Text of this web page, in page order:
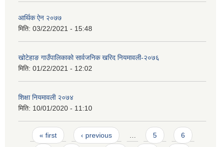
आर्थिक ऐन २०७७
मिति: 03/22/2021 - 15:48
खोटेहाङ गाउँपालिकाको सार्वजनिक खरिद नियमावली-२०७६
मिति: 01/22/2021 - 12:02
शिक्षा नियमावली २०७४
मिति: 10/01/2020 - 11:10
Pages
« first ‹ previous 5 6